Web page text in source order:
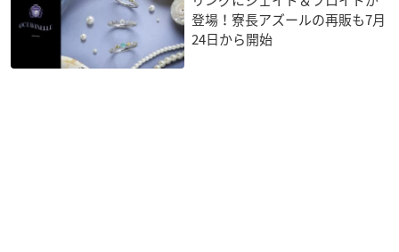
登場！寮長アズールの再販も7月
24日から開始